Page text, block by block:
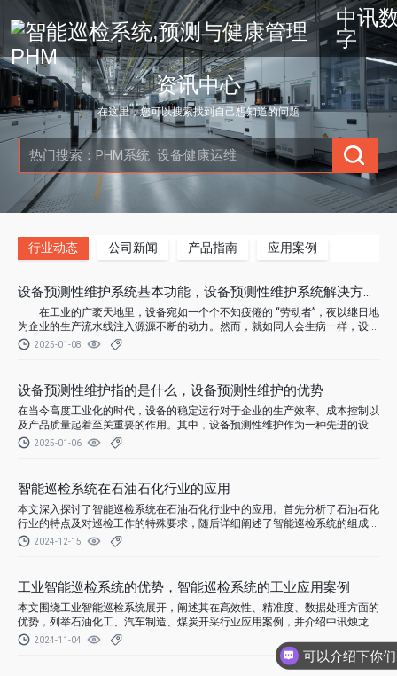
中讯
字
资讯中心
在这里，您可以搜索找到自己想知道的问题
行业动态 公司新闻 产品指南 应用案例
设备预测性维护系统基本功能，设备预测性维护系统解决方案有
在工业的广袤天地里，设备宛如一个个不知疲倦的 “劳动者”，夜以继日地
为企业的生产流水线注入源源不断的动力。然而，就如同人会生病一样，设备
在长时间的运转过程中也难免会出现故障。为了让这些 “劳动者” 保持健康活
2025-01-08
设备预测性维护指的是什么，设备预测性维护的优势
在当今高度工业化的时代，设备的稳定运行对于企业的生产效率、成本控制以
及产品质量起着至关重要的作用。其中，设备预测性维护作为一种先进的设备
管理策略，正逐渐受到各行各业的广泛关注与应用。
2025-01-06
智能巡检系统在石油石化行业的应用
本文深入探讨了智能巡检系统在石油石化行业中的应用。首先分析了石油石化
行业的特点及对巡检工作的特殊要求，随后详细阐述了智能巡检系统的组成架
构、核心技术原理，重点论述其在设备维护、安全管理、生产优化等方面的具
升运营效率与安全性。
2024-12-15
工业智能巡检系统的优势，智能巡检系统的工业应用案例
本文围绕工业智能巡检系统展开，阐述其在高效性、精准度、数据处理方面的
优势，列举石油化工、汽车制造、煤炭开采行业应用案例，并介绍中讯烛龙系
统定制化、兼容性、自学习优势，展现其对工业发展的重要意义。
2024-11-04